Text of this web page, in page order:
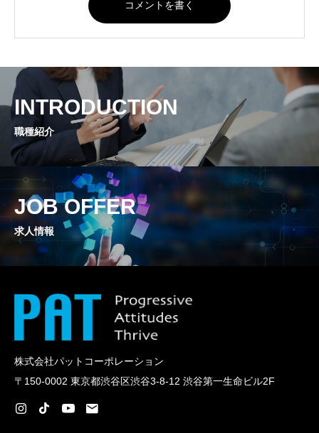
INTRODUCTION
職種紹介
JOB OFFER
求人情報
株式会社パットコーポレーション
〒150-0002 東京都渋谷区渋谷3-8-12 渋谷第一生命ビル2F